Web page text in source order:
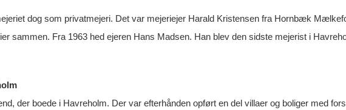
dog som privatmejeri. Det var mejeriejer Harald Kristensen fra Hornbæk
sammen. Fra 1963 hed ejeren Hans Madsen. Han blev den sidste mejerist i
der boede i Havreholm. Der var efterhånden opført en del villaer og boliger med